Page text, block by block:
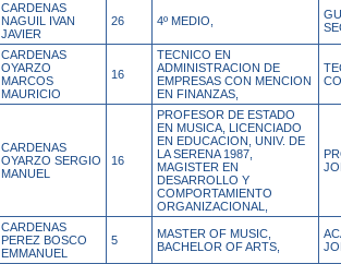
CARDENAS
NAGUIL IVAN
JAVIER
26 4º MEDIO,
CARDENAS
OYARZO
MARCOS
MAURICIO
16
TECNICO EN
ADMINISTRACION DE
EMPRESAS CON MENCION
EN FINANZAS,
CARDENAS
OYARZO SERGIO
MANUEL
16
PROFESOR DE ESTADO
EN MUSICA, LICENCIADO
EN EDUCACION, UNIV. DE
LA SERENA 1987,
MAGISTER EN
DESARROLLO Y
COMPORTAMIENTO
ORGANIZACIONAL,
CARDENAS
PEREZ BOSCO
EMMANUEL
5
MASTER OF MUSIC,
BACHELOR OF ARTS,